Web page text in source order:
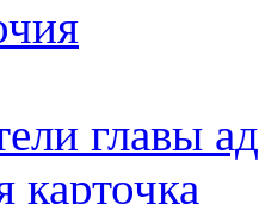
главы
карточка